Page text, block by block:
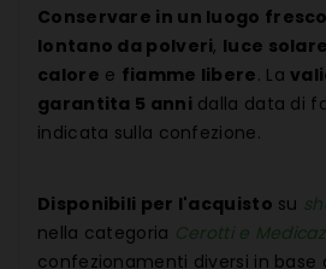
Conservare in un luogo
lontano da polveri, luce
calore e fiamme libere. La
garantita 5 anni dalla data di
indicata sulla confezione.
Disponibili per l'acquisto su
nella categoria Cerotti e
confezionamenti diversi in base